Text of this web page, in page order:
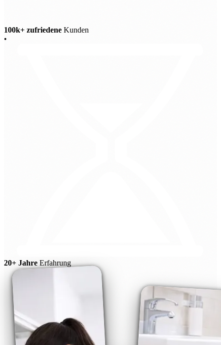
100k+ zufriedene Kunden
•
20+ Jahre Erfahrung